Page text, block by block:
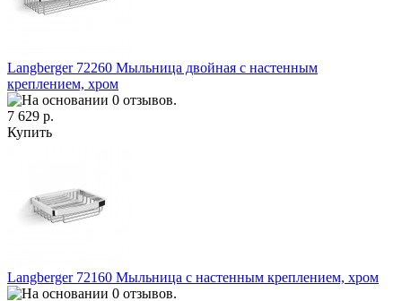
Langberger 72260 Мыльница двойная с настенным
креплением, хром
7 629 р.
Купить
Langberger 72160 Мыльница с настенным креплением, хром